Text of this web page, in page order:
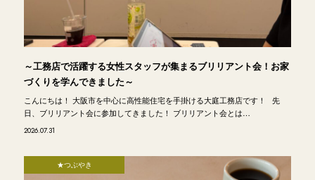
～工務店で活躍する女性スタッフが集まるブリリアント会！お家
づくりを学んできました～
こんにちは！ 大阪市を中心に高性能住宅を手掛ける大庭工務店です！ 先
日、ブリリアント会に参加してきました！ ブリリアント会とは…
2026.07.31
★つぶやき